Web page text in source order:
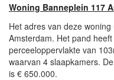
Woning Banneplein 117
Het adres van deze
Amsterdam. Het pand
perceeloppervlakte van
waarvan 4 slaapkamers.
is € 650.000.